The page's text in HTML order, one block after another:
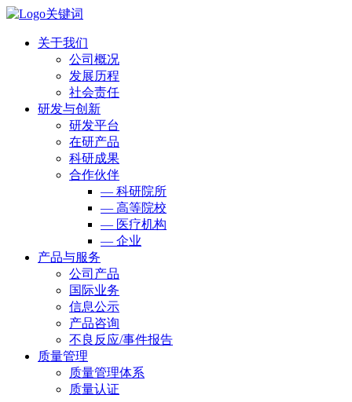
关于我们
公司概况
发展历程
社会责任
研发与创新
研发平台
在研产品
科研成果
合作伙伴
— 科研院所
— 高等院校
— 医疗机构
— 企业
产品与服务
公司产品
国际业务
信息公示
产品咨询
不良反应/事件报告
质量管理
质量管理体系
质量认证